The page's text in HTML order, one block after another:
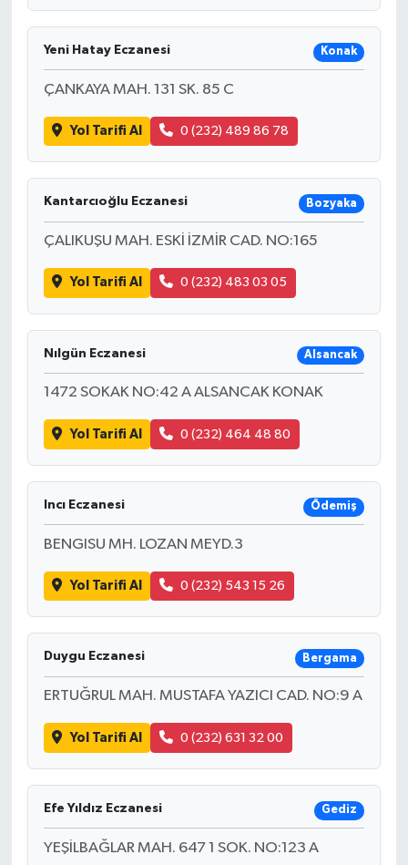
Yeni Hatay Eczanesi Konak
ÇANKAYA MAH. 131 SK. 85 C
Yol Tarifi Al 0 (232) 489 86 78
Kantarcıoğlu Eczanesi Bozyaka
ÇALIKUŞU MAH. ESKİ İZMİR CAD. NO:165
Yol Tarifi Al 0 (232) 483 03 05
Nılgün Eczanesi Alsancak
1472 SOKAK NO:42 A ALSANCAK KONAK
Yol Tarifi Al 0 (232) 464 48 80
Incı Eczanesi Ödemiş
BENGISU MH. LOZAN MEYD.3
Yol Tarifi Al 0 (232) 543 15 26
Duygu Eczanesi Bergama
ERTUĞRUL MAH. MUSTAFA YAZICI CAD. NO:9 A
Yol Tarifi Al 0 (232) 631 32 00
Efe Yıldız Eczanesi Gediz
YEŞİLBAĞLAR MAH. 647 1 SOK. NO:123 A